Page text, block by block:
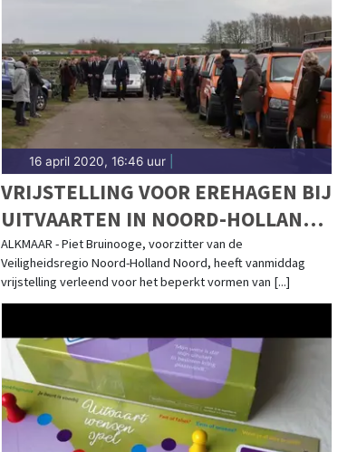
16 april 2020, 16:46 uur|
VRIJSTELLING VOOR EREHAGEN BIJ
UITVAARTEN IN NOORD-HOLLAND
NOORD
ALKMAAR - Piet Bruinooge, voorzitter van de
Veiligheidsregio Noord-Holland Noord, heeft vanmiddag
vrijstelling verleend voor het beperkt vormen van [...]